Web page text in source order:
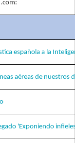
española a la
aéreas de nuestros
'Exponiendo